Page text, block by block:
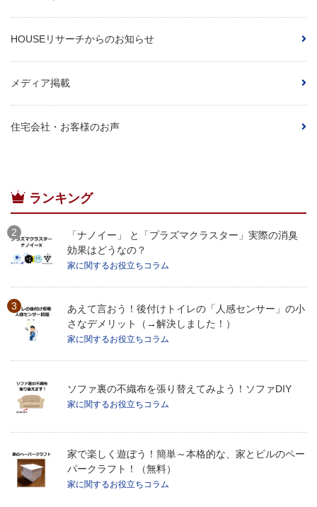
HOUSEリサーチからのお知らせ
メディア掲載
住宅会社・お客様のお声
ランキング
「ナノイー」 と「プラズマクラスター」実際の消臭
効果はどうなの？
家に関するお役立ちコラム
あえて言おう！後付けトイレの「人感センサー」の小
さなデメリット（→解決しました！）
家に関するお役立ちコラム
ソファ裏の不織布を張り替えてみよう！ソファDIY
家に関するお役立ちコラム
家で楽しく遊ぼう！簡単～本格的な、家とビルのペー
パークラフト！（無料）
家に関するお役立ちコラム